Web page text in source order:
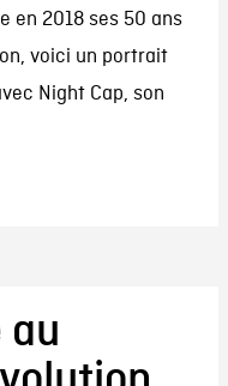
en 2018 ses 50 ans
voici un portrait
Night Cap, son
au